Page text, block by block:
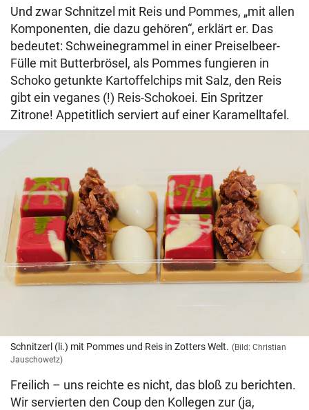
Und zwar Schnitzel mit Reis und Pommes, „mit allen
Komponenten, die dazu gehören“, erklärt er. Das
bedeutet: Schweinegrammel in einer Preiselbeer-
Fülle mit Butterbrösel, als Pommes fungieren in
Schoko getunkte Kartoffelchips mit Salz, den Reis
gibt ein veganes (!) Reis-Schokoei. Ein Spritzer
Zitrone! Appetitlich serviert auf einer Karamelltafel.
Schnitzerl (li.) mit Pommes und Reis in Zotters Welt. (Bild: Christian
Jauschowetz)
Freilich – uns reichte es nicht, das bloß zu berichten.
Wir servierten den Coup den Kollegen zur (ja,